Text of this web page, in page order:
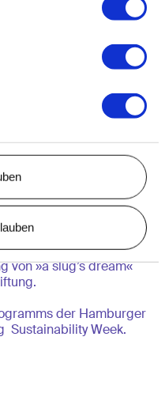
in unisex, getragen
Designerin
Kunst- und
des Bundes. Gefördert
für Kultur
urban string geht an die
Art Mentor Foundation
von »a slug’s dream«
der Hamburger
Sustainability Week.